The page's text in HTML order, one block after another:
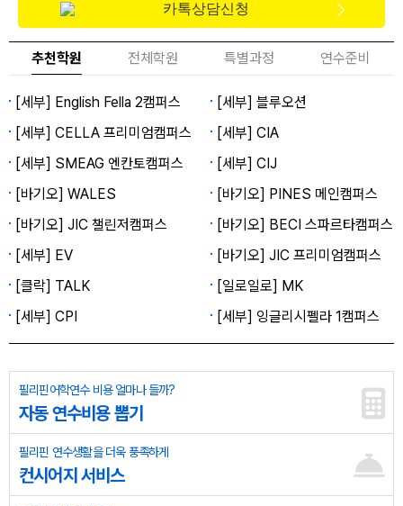
카톡상담신청
추천학원 전체학원 특별과정 연수준비
[세부] English Fella 2캠퍼스
[세부] 블루오션
[세부] CELLA 프리미엄캠퍼스
[세부] CIA
[세부] SMEAG 엔칸토캠퍼스
[세부] CIJ
[바기오] WALES
[바기오] PINES 메인캠퍼스
[바기오] JIC 챌린저캠퍼스
[바기오] BECI 스파르타캠퍼스
[세부] EV
[바기오] JIC 프리미엄캠퍼스
[클락] TALK
[일로일로] MK
[세부] CPI
[세부] 잉글리시펠라 1캠퍼스
필리핀어학연수 비용 얼마나 들까?
자동 연수비용 뽑기
필리핀 연수생활을 더욱 풍족하게
컨시어지 서비스